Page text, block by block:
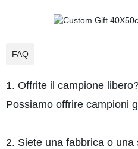
FAQ
1. Offrite il campione
Possiamo offrire campioni
2. Siete una fabbrica o